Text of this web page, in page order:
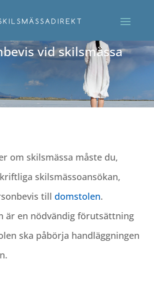
vid skilsmässa
om skilsmässa måste du,
skilsmässoansökan,
till domstolen.
är en nödvändig förutsättning
ska påbörja handläggningen